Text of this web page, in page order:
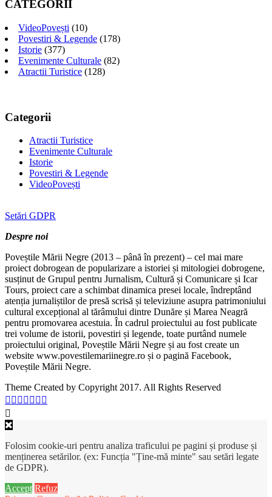
CATEGORII
VideoPovești (10)
Povestiri & Legende (178)
Istorie (377)
Evenimente Culturale (82)
Atractii Turistice (128)
Categorii
Atractii Turistice
Evenimente Culturale
Istorie
Povestiri & Legende
VideoPovești
Setări GDPR
Despre noi
Poveștile Mării Negre (2013 – până în prezent) – cel mai mare
proiect dobrogean de popularizare a istoriei și mitologiei dobrogene,
susținut de Grupul pentru Jurnalism, Cultură și Comunicare și Icar
Tours, proiect care a schimbat dinamica presei locale, îndreptând
atenția jurnaliștilor de presă scrisă și televiziune asupra patrimoniului
cultural excepțional al tărâmului dintre Dunăre și Marea Neagră
pentru promovarea acestuia. În cadrul proiectului au fost publicate
trei volume de istorii, povestiri și legende, toate purtând numele
proiectului original, Poveștile Mării Negre și au fost create un
website www.povestilemariinegre.ro și o pagină Facebook,
Poveștile Mării Negre.
Theme Created by Copyright 2017. All Rights Reserved
Folosim cookie-uri pentru analiza traficului pe pagini și produse și
menținerea setărilor. (ex: Funcția "Ține-mă minte" sau setări legate
de GDPR).
Accept Refuz